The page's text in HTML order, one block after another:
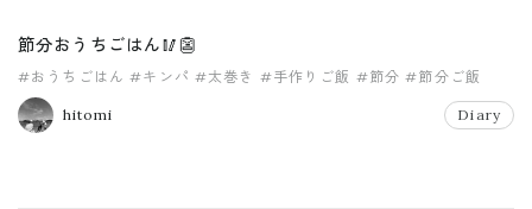
節分おうちごはん🥢👺
#おうちごはん #キンパ #太巻き #手作りご飯 #節分 #節分ご飯
hitomi Diary